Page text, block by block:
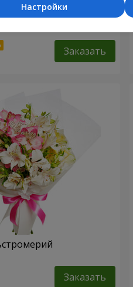
коробке "151 красная
Заказать
Заказать
Настройки